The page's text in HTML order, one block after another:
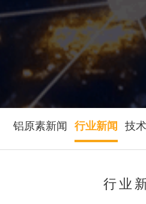
铝原素新闻 行业新闻 技
行业